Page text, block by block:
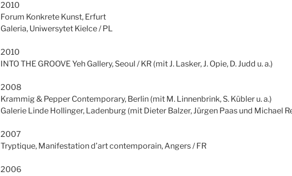
2010
Forum Konkrete Kunst, Erfurt
Galeria, Uniwersytet Kielce / PL
2010
INTO THE GROOVE Yeh Gallery, Seoul / KR (mit J. Lasker, J. Opie, D. Judd u. a.)
2008
Krammig & Pepper Contemporary, Berlin (mit M. Linnenbrink, S. Kübler u. a.)
Galerie Linde Hollinger, Ladenburg (mit Dieter Balzer, Jürgen Paas und Michael
2007
Tryptique, Manifestation d’art contemporain, Angers / FR
2006